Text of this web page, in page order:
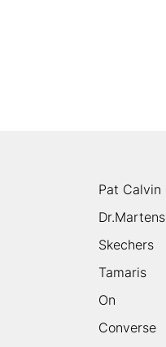
Pat Calvin
Dr.Martens
Skechers
Tamaris
On
Converse